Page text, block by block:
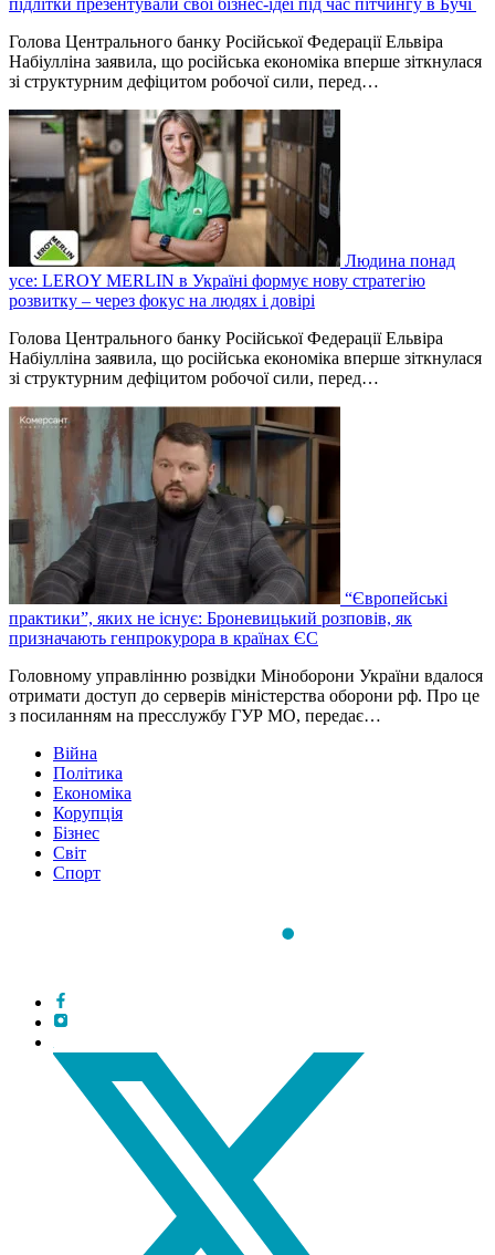
підлітки презентували свої бізнес-ідеї під час пітчингу в Бучі
Голова Центрального банку Російської Федерації Ельвіра
Набіулліна заявила, що російська економіка вперше зіткнулася
зі структурним дефіцитом робочої сили, перед…
Людина понад
усе: LEROY MERLIN в Україні формує нову стратегію
розвитку – через фокус на людях і довірі
Голова Центрального банку Російської Федерації Ельвіра
Набіулліна заявила, що російська економіка вперше зіткнулася
зі структурним дефіцитом робочої сили, перед…
“Європейські
практики”, яких не існує: Броневицький розповів, як
призначають генпрокурора в країнах ЄС
Головному управлінню розвідки Міноборони України вдалося
отримати доступ до серверів міністерства оборони рф. Про це
з посиланням на пресслужбу ГУР МО, передає…
Війна
Політика
Економіка
Корупція
Бізнес
Світ
Спорт